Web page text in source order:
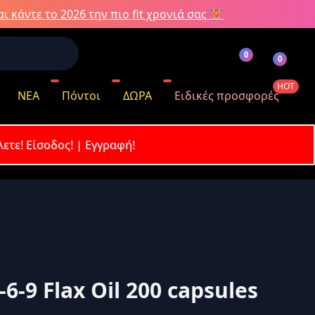
κάντε το 2026 την πιο fit χρονιά σας 🏋️
0 0
ΝΕΑ Πόντοι ΔΩΡΑ Ειδικές προσφορές
HOT
Είσοδος! | Εγγραφή!
9 Flax Oil 200 capsules
σας;